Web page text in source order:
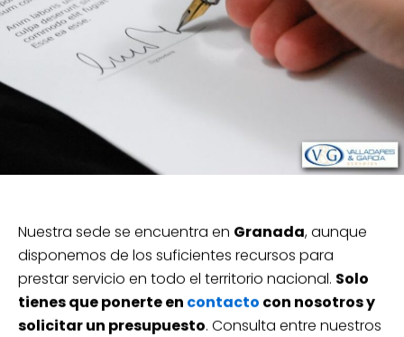
Nuestra sede se encuentra en Granada, aunque
disponemos de los suficientes recursos para
prestar servicio en todo el territorio nacional. Solo
tienes que ponerte en contacto con nosotros y
solicitar un presupuesto. Consulta entre nuestros